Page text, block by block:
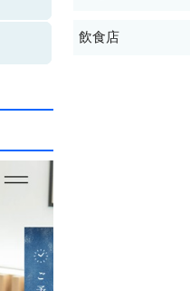
飲食店